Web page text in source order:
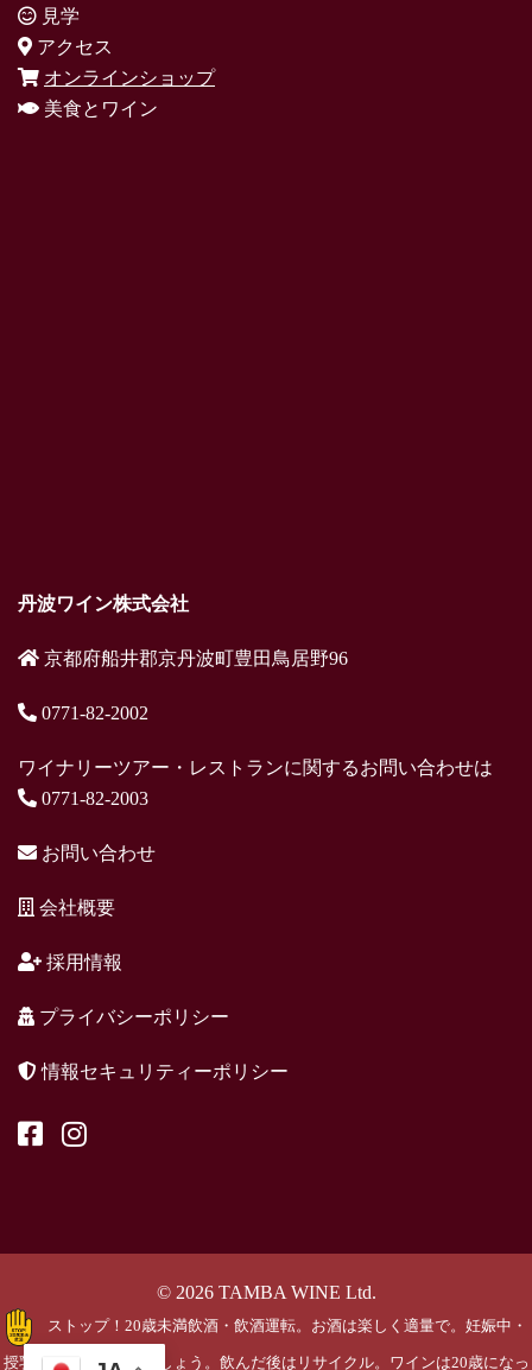
見学
アクセス
オンラインショップ
美食とワイン
丹波ワイン株式会社
京都府船井郡京丹波町豊田鳥居野96
0771-82-2002
ワイナリーツアー・レストランに関するお問い合わせは
0771-82-2003
お問い合わせ
会社概要
採用情報
プライバシーポリシー
情報セキュリティーポリシー
© 2026 TAMBA WINE Ltd.
ストップ！20歳未満飲酒・飲酒運転。お酒は楽しく適量で。妊娠中・
授乳期の飲酒はやめましょう。飲んだ後はリサイクル。ワインは20歳になっ